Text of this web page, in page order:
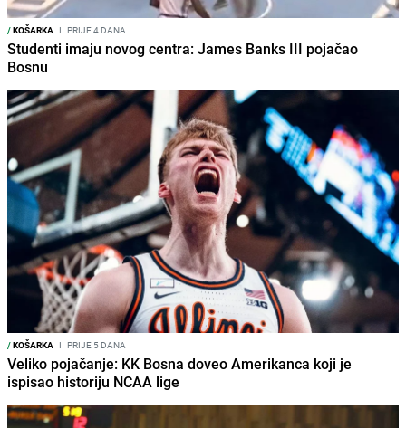
/KOŠARKA I PRIJE 4 DANA
Studenti imaju novog centra: James Banks III pojačao
Bosnu
/KOŠARKA I PRIJE 5 DANA
Veliko pojačanje: KK Bosna doveo Amerikanca koji je
ispisao historiju NCAA lige